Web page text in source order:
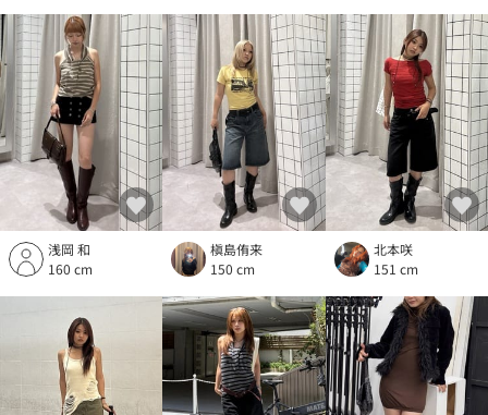
浅岡 和
160 cm
槇島侑来
150 cm
北本咲
151 cm